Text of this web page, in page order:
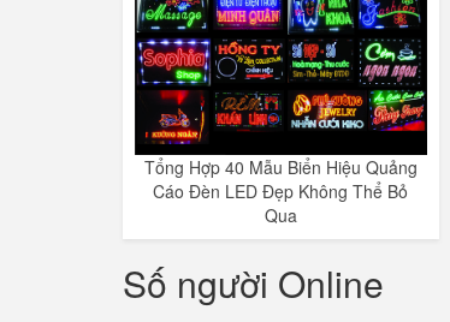
Tổng Hợp 40 Mẫu Biển Hiệu Quảng
Cáo Đèn LED Đẹp Không Thể Bỏ
Qua
Số người Online